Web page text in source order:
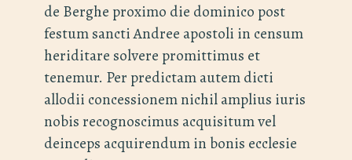
de Berghe proximo die dominico post
festum sancti Andree apostoli in censum
heriditare solvere promittimus et
tenemur. Per predictam autem dicti
allodii concessionem nichil amplius iuris
nobis recognoscimus acquisitum vel
deinceps acquirendum in bonis ecclesie